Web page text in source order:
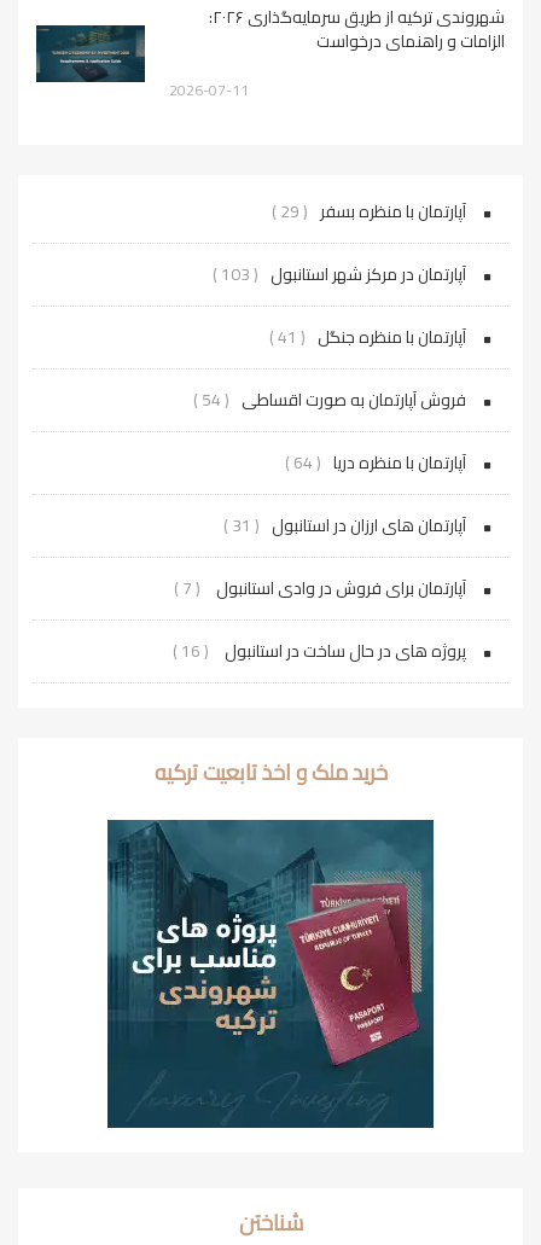
شهروندی ترکیه از طریق سرمایه‌گذاری ۲۰۲۶:
الزامات و راهنمای درخواست
2026-07-11
آپارتمان با منظره بسفر ( 29 )
آپارتمان در مرکز شهر استانبول ( 103 )
آپارتمان با منظره جنگل ( 41 )
فروش آپارتمان به صورت اقساطی ( 54 )
آپارتمان با منظره دریا ( 64 )
آپارتمان های ارزان در استانبول ( 31 )
آپارتمان برای فروش در وادی استانبول ( 7 )
پروژه‌ های در حال ساخت در استانبول ( 16 )
خرید ملک و اخذ تابعیت ترکیه
شناختن